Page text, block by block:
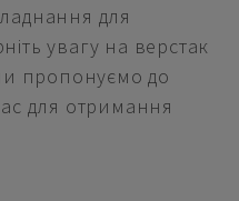
для
увагу на верстак
пропонуємо до
для отримання